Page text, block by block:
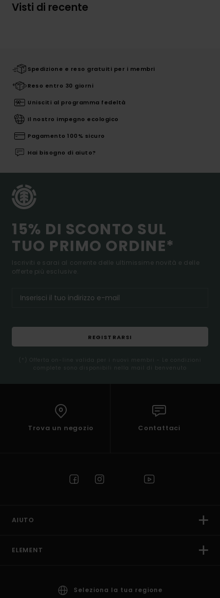
Visti di recente
Spedizione e reso gratuiti per i membri
Reso entro 30 giorni
Unisciti al programma fedeltà
Il nostro impegno ecologico
Pagamento 100% sicuro
Hai bisogno di aiuto?
15% DI SCONTO SUL
TUO PRIMO ORDINE*
Iscriviti e sarai al corrente delle ultimissime novità e delle
offerte più esclusive.
REGISTRARSI
(*) Offerta on-line valida per i nuovi membri - Le condizioni
complete sono disponibili nella mail di benvenuto
Trova un negozio Contattaci
AIUTO
ELEMENT
Seleziona la tua regione